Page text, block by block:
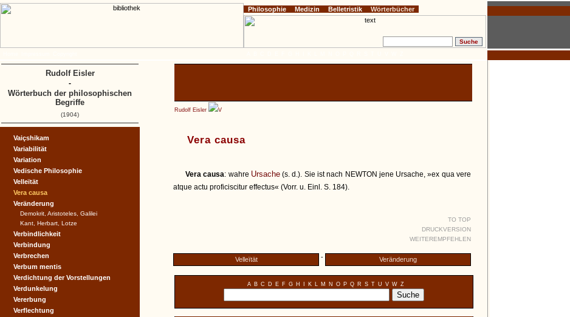
Rudolf Eisler V
Vera causa
Vera causa: wahre Ursache(s. d.). Sie ist nach NEWTON jene Ursache, »ex qua vere
atque actu proficiscitur effectus« (Vorr. u. Einl. S. 184).
TO TOP
DRUCKVERSION
WEITEREMPFEHLEN
Velleïtät - Veränderung
A B C D E F G H K L M N O P Q R S T U V W Z
Vaiçshikam
Variabilität
Variation
Vedische Philosophie
Velleïtät
Vera causa
Veränderung
Demokrit, Aristoteles, Galilei
Kant, Herbart, Lotze
Verbindlichkeit
Verbindung
Verbrechen
Verbum mentis
Verdichtung der Vorstellungen
Verdunkelung
Vererbung
Verflechtung
Philosophie Medizin Belletristik Wörterbücher
Rudolf Eisler
-
Wörterbuch der philosophischen
Begriffe
(1904)